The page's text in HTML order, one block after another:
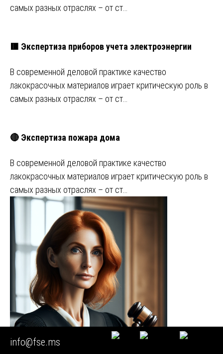
самых разных отраслях – от ст…
🟥 Экспертиза приборов учета электроэнергии
В современной деловой практике качество
лакокрасочных материалов играет критическую роль в
самых разных отраслях – от ст…
🔴 Экспертиза пожара дома
В современной деловой практике качество
лакокрасочных материалов играет критическую роль в
самых разных отраслях – от ст…
info@fse.ms